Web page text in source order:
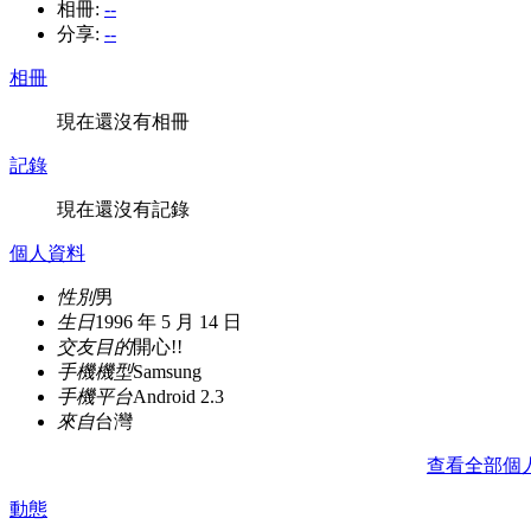
相冊: --
分享: --
相冊
現在還沒有相冊
記錄
現在還沒有記錄
個人資料
性別男
生日1996 年 5 月 14 日
交友目的開心!!
手機機型Samsung
手機平台Android 2.3
來自台灣
查看全部個
動態